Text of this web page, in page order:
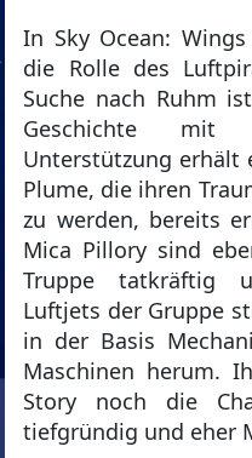
In Sky Ocean:
die Rolle des
Suche nach Ruhm
Geschichte
Unterstützung erhält
Plume, die ihren
zu werden, bereits
Mica Pillory sind
Truppe tatkräftig
Luftjets der Gruppe
in der Basis
Maschinen herum.
Story noch die
tiefgründig und eher